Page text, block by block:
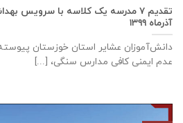
آذر‌ماه ۱۳۹۹
دانش‌آموزان عشایر استان خوزستان
عدم ایمنی کافی مدارس سنگی، [...]